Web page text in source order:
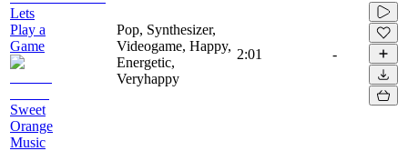
Lets
Play a
Game
Sweet
Orange
Music
Pop, Synthesizer,
Videogame, Happy,
Energetic,
Veryhappy
2:01 -